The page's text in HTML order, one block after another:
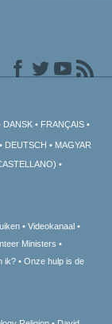
DANSK FRANÇAIS
DEUTSCH
MAGYAR
Videokanaal
Ministers
ik?
Onze hulp is de